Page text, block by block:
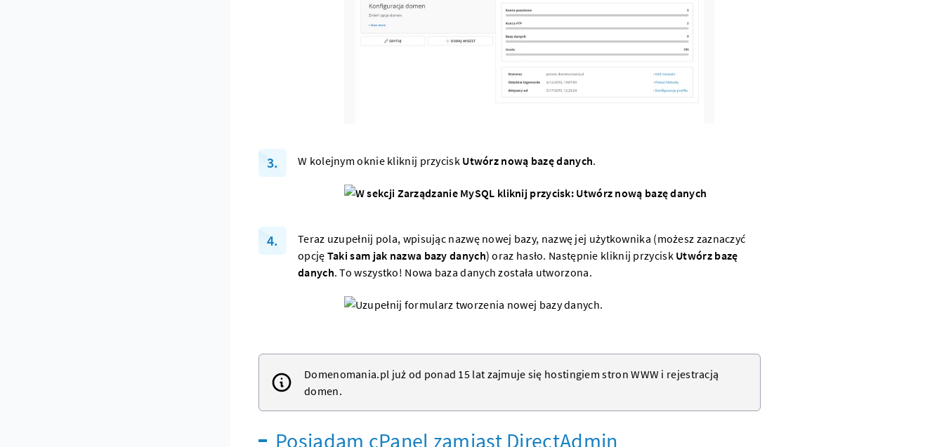
W kolejnym oknie kliknij przycisk Utwórz nową bazę danych.
Teraz uzupełnij pola, wpisując nazwę nowej bazy, nazwę jej użytkownika (możesz zaznaczyć
opcję Taki sam jak nazwa bazy danych) oraz hasło. Następnie kliknij przycisk Utwórz bazę
danych. To wszystko! Nowa baza danych została utworzona.
Domenomania.pl już od ponad 15 lat zajmuje się hostingiemstron WWW i rejestracją
domen.
Posiadam cPanel zamiast DirectAdmin